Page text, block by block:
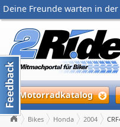
Deine Freunde warten in der
Motorradkatalog
Bikes Honda 2004